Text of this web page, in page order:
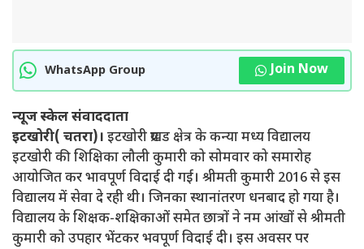
WhatsApp Group Join Now
न्यूज स्केल संवाददाता
इटखोरी( चतरा)। इटखोरी प्रखड क्षेत्र के कन्या मध्य विद्यालय
इटखोरी की शिक्षिका लौली कुमारी को सोमवार को समारोह
आयोजित कर भावपूर्ण विदाई दी गई। श्रीमती कुमारी 2016 से इस
विद्यालय में सेवा दे रही थी। जिनका स्थानांतरण धनबाद हो गया है।
विद्यालय के शिक्षक-शक्षिकाओं समेत छात्रों ने नम आंखों से श्रीमती
कुमारी को उपहार भेंटकर भवपूर्ण विदाई दी। इस अवसर पर